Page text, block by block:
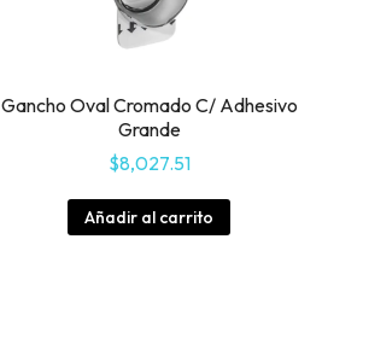
Gancho Oval Cromado C/ Adhesivo
Grande
$8,027.51
Añadir al carrito